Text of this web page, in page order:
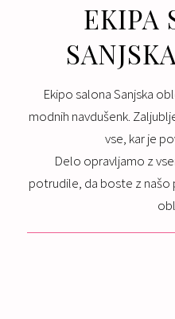
EKIPA
Ekipo salona Sanjska
modnih navdušenk.
vse, kar je
Delo opravljamo z
potrudile, da boste z našo